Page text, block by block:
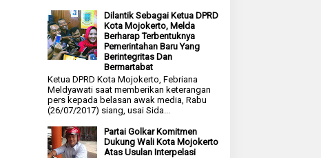
Dilantik Sebagai Ketua DPRD
Kota Mojokerto, Melda
Berharap Terbentuknya
Pemerintahan Baru Yang
Berintegritas Dan
Bermartabat
Ketua DPRD Kota Mojokerto, Febriana
Meldyawati saat memberikan keterangan
pers kepada belasan awak media, Rabu
(26/07/2017) siang, usai Sida...
Partai Golkar Komitmen
Dukung Wali Kota Mojokerto
Atas Usulan Interpelasi